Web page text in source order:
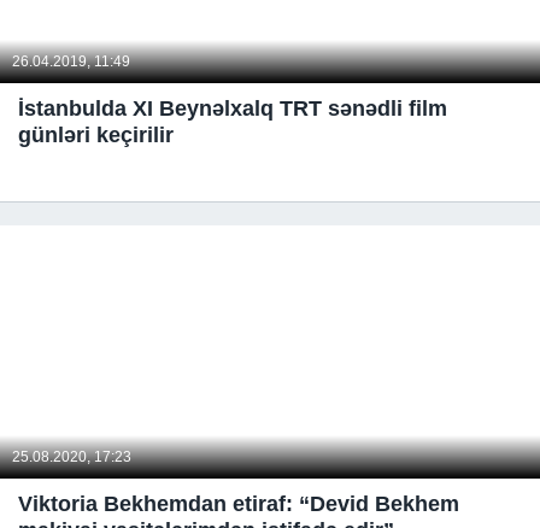
26.04.2019, 11:49
İstanbulda XI Beynəlxalq TRT sənədli film
günləri keçirilir
25.08.2020, 17:23
Viktoria Bekhemdan etiraf: “Devid Bekhem